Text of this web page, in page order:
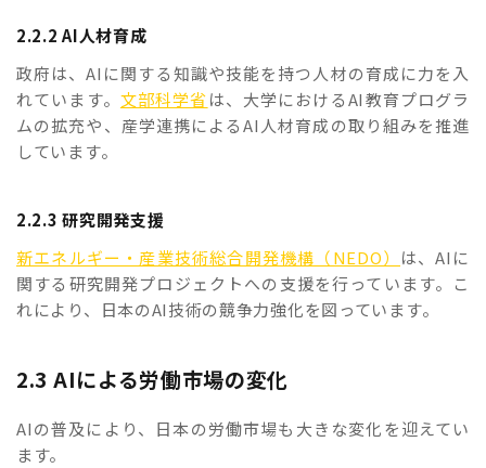
2.2.2 AI人材育成
政府は、AIに関する知識や技能を持つ人材の育成に力を入
れています。 文部科学省は、大学におけるAI教育プログラ
ムの拡充や、産学連携によるAI人材育成の取り組みを推進
しています。
2.2.3 研究開発支援
新エネルギー・産業技術総合開発機構（NEDO） は、AIに
関する研究開発プロジェクトへの支援を行っています。こ
れにより、日本のAI技術の競争力強化を図っています。
2.3 AIによる労働市場の変化
AIの普及により、日本の労働市場も大きな変化を迎えてい
ます。